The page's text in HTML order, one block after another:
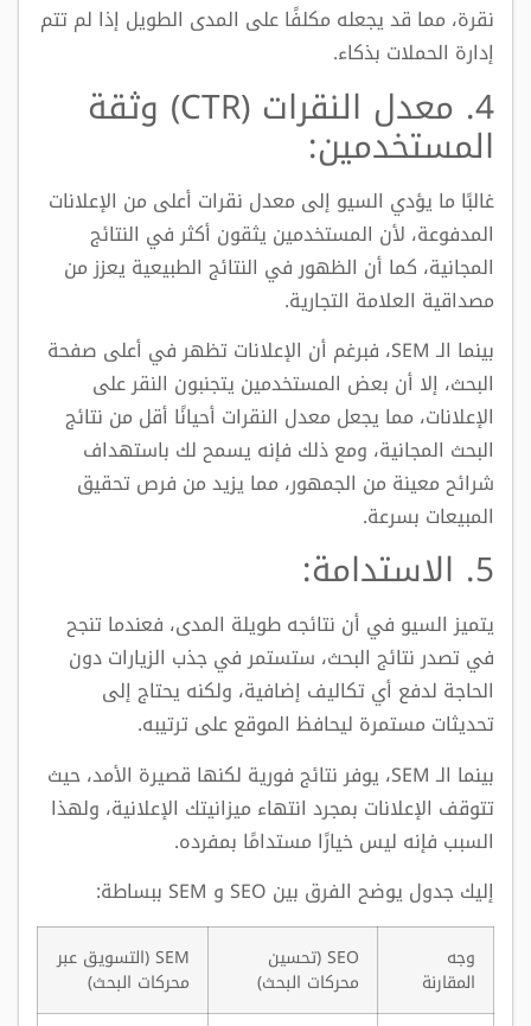
نقرة، مما قد يجعله مكلفًا على المدى الطويل إذا لم تتم
إدارة الحملات بذكاء.
4. معدل النقرات (CTR) وثقة
المستخدمين:
غالبًا ما يؤدي السيو إلى معدل نقرات أعلى من الإعلانات
المدفوعة، لأن المستخدمين يثقون أكثر في النتائج
المجانية، كما أن الظهور في النتائج الطبيعية يعزز من
مصداقية العلامة التجارية.
بينما الـ SEM، فبرغم أن الإعلانات تظهر في أعلى صفحة
البحث، إلا أن بعض المستخدمين يتجنبون النقر على
الإعلانات، مما يجعل معدل النقرات أحيانًا أقل من نتائج
البحث المجانية، ومع ذلك فإنه يسمح لك باستهداف
شرائح معينة من الجمهور، مما يزيد من فرص تحقيق
المبيعات بسرعة.
5. الاستدامة:
يتميز السيو في أن نتائجه طويلة المدى، فعندما تنجح
في تصدر نتائج البحث، ستستمر في جذب الزيارات دون
الحاجة لدفع أي تكاليف إضافية، ولكنه يحتاج إلى
تحديثات مستمرة ليحافظ الموقع على ترتيبه.
بينما الـ SEM، يوفر نتائج فورية لكنها قصيرة الأمد، حيث
تتوقف الإعلانات بمجرد انتهاء ميزانيتك الإعلانية، ولهذا
السبب فإنه ليس خيارًا مستدامًا بمفرده.
إليك جدول يوضح الفرق بين SEO و SEM ببساطة:
وجه
المقارنة
SEO (تحسين
محركات البحث)
SEM (التسويق عبر
محركات البحث)